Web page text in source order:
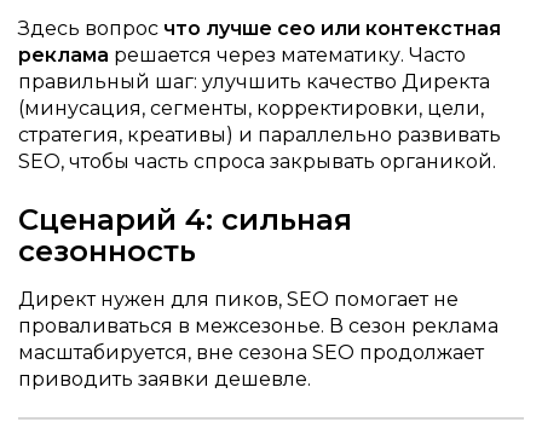
Здесь вопрос что лучше сео или контекстная
реклама решается через математику. Часто
правильный шаг: улучшить качество Директа
(минусация, сегменты, корректировки, цели,
стратегия, креативы) и параллельно развивать
SEO, чтобы часть спроса закрывать органикой.
Сценарий 4: сильная
сезонность
Директ нужен для пиков, SEO помогает не
проваливаться в межсезонье. В сезон реклама
масштабируется, вне сезона SEO продолжает
приводить заявки дешевле.